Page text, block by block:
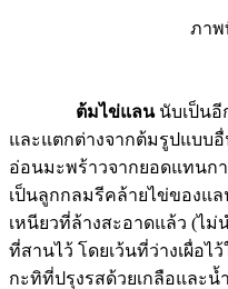
ภาพ
ต้มไข่แลนนับเป็นอี
และแตกต่างจากต้มรูปแบบอื่
อ่อนมะพร้าวจากยอดแทนก
เป็นลูกกลมรีคล้ายไข่ของแ
เหนียวที่ล้างสะอาดแล้ว (ไม่
ที่สานไว้ โดยเว้นที่ว่างเผื่อ
กะทิที่ปรุงรสด้วยเกลือและน้